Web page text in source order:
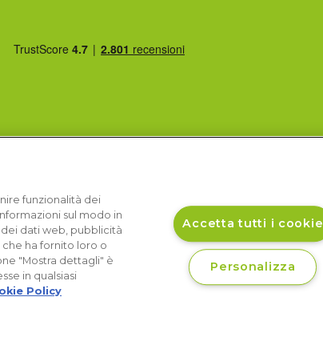
funzionalità dei
sul modo in
dati web, pubblicità
ha fornito loro o
"Mostra dettagli" è
in qualsiasi
Policy
Accetta tutti i cookie
Personalizza